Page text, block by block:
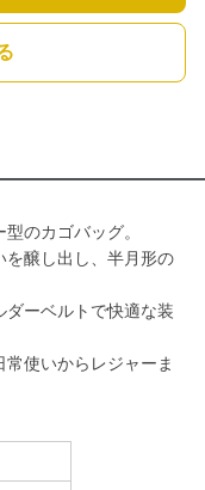
のカゴバッグ。
を醸し出し、半月形の
ーベルトで快適な装
使いからレジャーま